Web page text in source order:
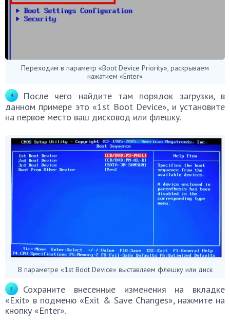
Переходим в параметр «Boot Device Priority», раскрываем
нажатием «Enter»
После чего найдите там порядок загрузки, в
данном примере это «1st Boot Device», и установите
на первое место ваш дисковод или флешку.
В параметре «1st Boot Device» выставляем флешку или диск
Сохраните внесенные изменения на вкладке
«Exit» в подменю «Exit & Save Changes», нажмите на
кнопку «Enter».